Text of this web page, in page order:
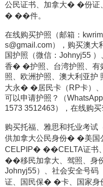
公民证书、加拿大� �份证
� ��件。
在线购买护照（邮箱：
s@gmail.com），购买澳大
国护照（微信：Johnyj55 ）
香� �护照、台湾护照、
照、欧洲护照、澳大利亚护
大永� �居民卡（RP卡）
可以申请护照？（
1573 3512463），在线购买
购买托福、雅思和托业考试
供加拿大公民身份� �美国
CELPIP� ��CELTA证书
��移民加拿大、驾照、身
Johnyj55）、社会安全号码
证、国民保� �卡、国家身